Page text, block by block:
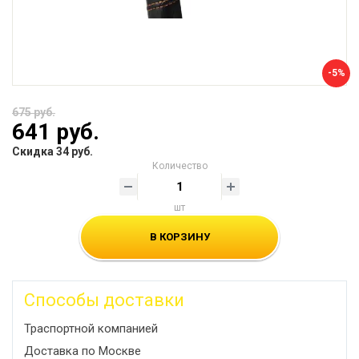
-5%
675 руб.
641 руб.
Скидка 34 руб.
Количество
шт
В КОРЗИНУ
Способы доставки
Траспортной компанией
Доставка по Москве